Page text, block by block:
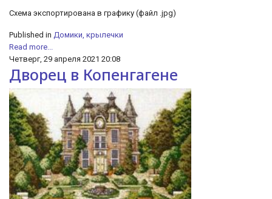
Схема экспортирована в графику (файл .jpg)
Published in Домики, крылечки
Read more...
Четверг, 29 апреля 2021 20:08
Дворец в Копенгагене